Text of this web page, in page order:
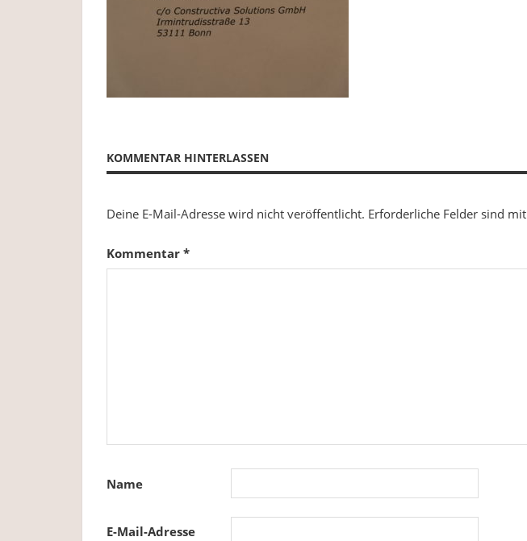
Plastikverzicht,
Gesundheit
KOMMENTAR HINTERLASSEN
Deine E-Mail-Adresse wird nicht veröffentlicht. Erforderliche Felder sind mit
Kommentar *
Name
E-Mail-Adresse